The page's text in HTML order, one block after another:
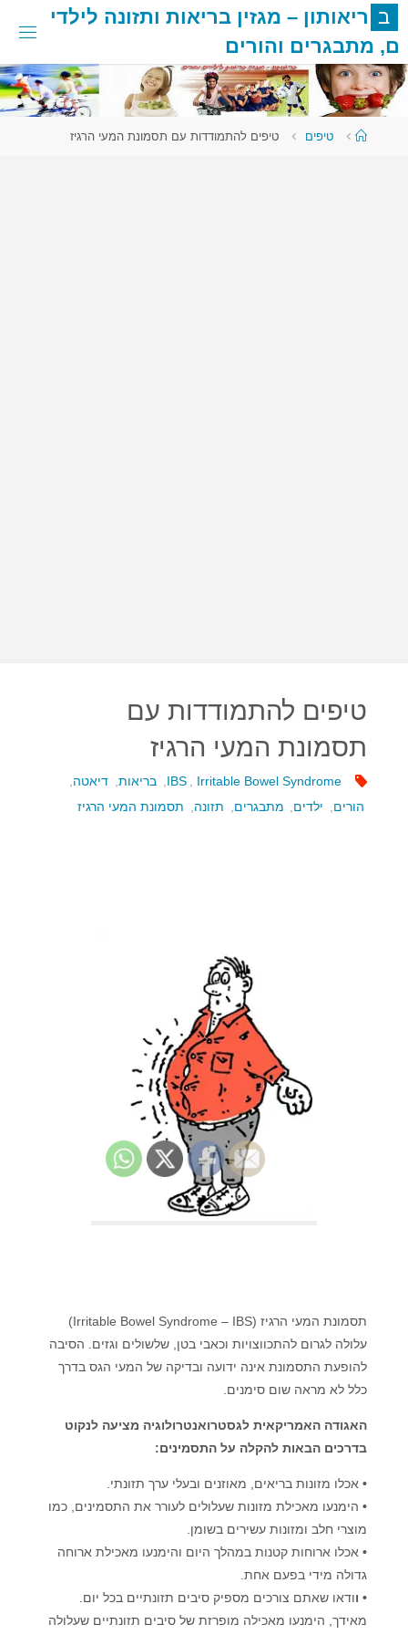
דלגו
לתוכן
ב ריאותון – מגזין בריאות ותזונה לילדי
ם, מתבגרים והורים
עמודטיפים טיפים להתמודדות עם תסמונת המעי הרגיז
טיפים להתמודדות עם
תסמונת המעי הרגיז
IBS Irritable Bowel Syndrome בריאות דיאטה
הורים
ילדים מתבגרים תזונה תסמונת המעי הרגיז
תסמונת המעי הרגיז (Irritable Bowel Syndrome – IBS)
עלולה לגרום להתכווצויות וכאבי בטן, שלשולים וגזים. הסיבה
להופעת התסמונת אינה ידועה ובדיקה של המעי הגס בדרך
כלל לא מראה שום סימנים.
האגודה האמריקאית לגסטרואנטרולוגיה מציעה לנקוט
בדרכים הבאות להקלה על התסמינים:
• אכלו מזונות בריאים, מאוזנים ובעלי ערך תזונתי.
• הימנעו מאכילת מזונות שעלולים לעורר את התסמינים, כמו
מוצרי חלב ומזונות עשירים בשומן.
• אכלו ארוחות קטנות במהלך היום והימנעו מאכילת ארוחה
גדולה מידי בפעם אחת.
• וודאו שאתם צורכים מספיק סיבים תזונתיים בכל יום.
מאידך, הימנעו מאכילה מופרזת של סיבים תזונתיים שעלולה